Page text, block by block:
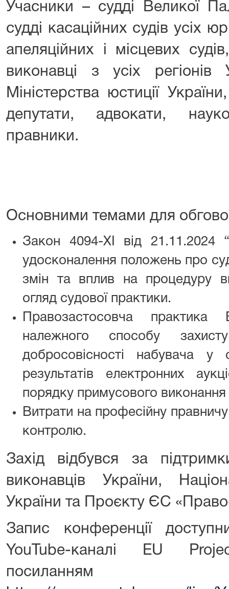
Учасники – судді Великої
судді касаційних судів усіх
апеляційних і місцевих
виконавці з усіх регіонів
Міністерства юстиції
депутати, адвокати,
правники.
Основними темами для
Закон 4094-XI від 21.11.2024
удосконалення положень про
змін та вплив на процедуру
огляд судової практики.
Правозастосовча
належного способу
добросовісності набувача
результатів електронних
порядку примусового
Витрати на професійну
контролю.
Захід відбувся за
виконавців України,
України та Проєкту ЄС
Запис конференції
YouTube-каналі EU